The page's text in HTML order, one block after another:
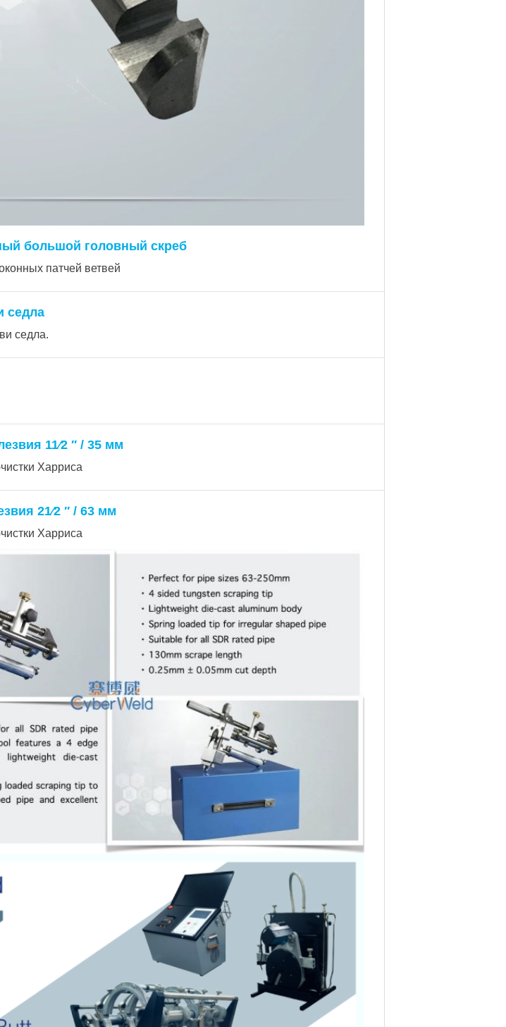
большой головный скреб
патчей ветвей
седла
седла.
11⁄2 ′′ / 35 мм
Харриса
21⁄2 ′′ / 63 мм
Харриса